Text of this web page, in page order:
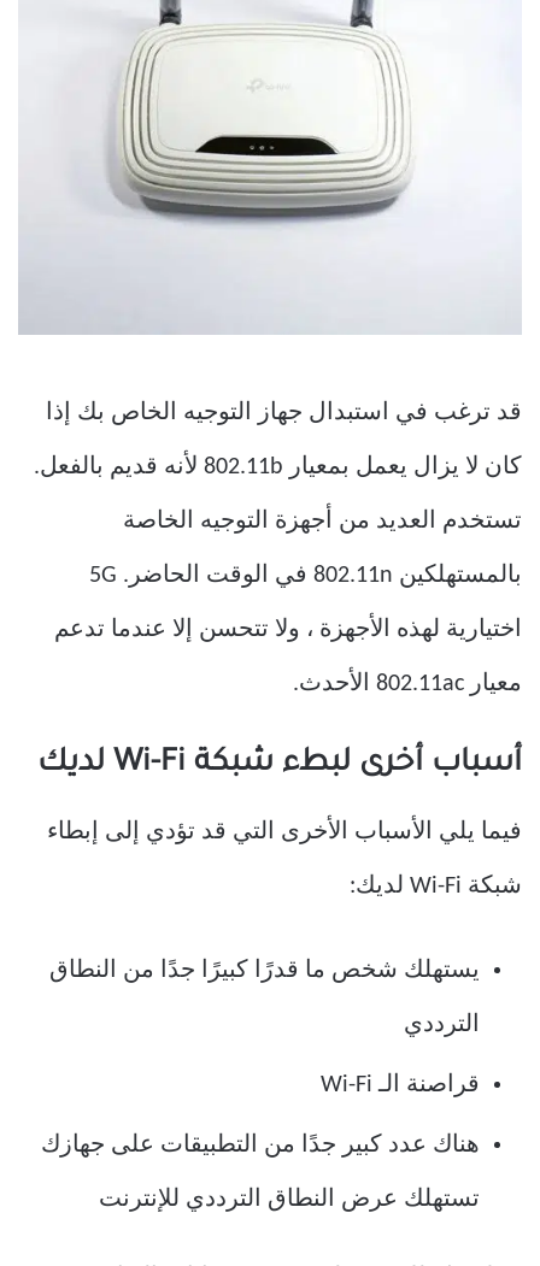
قد ترغب في استبدال جهاز التوجيه الخاص بك إذا
كان لا يزال يعمل بمعيار 802.11b لأنه قديم بالفعل.
تستخدم العديد من أجهزة التوجيه الخاصة
بالمستهلكين 802.11n في الوقت الحاضر. 5G
اختيارية لهذه الأجهزة ، ولا تتحسن إلا عندما تدعم
معيار 802.11ac الأحدث.
أسباب أخرى لبطء شبكة Wi-Fi لديك
فيما يلي الأسباب الأخرى التي قد تؤدي إلى إبطاء
شبكة Wi-Fi لديك:
يستهلك شخص ما قدرًا كبيرًا جدًا من النطاق
الترددي
قراصنة الـ Wi-Fi
هناك عدد كبير جدًا من التطبيقات على جهازك
تستهلك عرض النطاق الترددي للإنترنت